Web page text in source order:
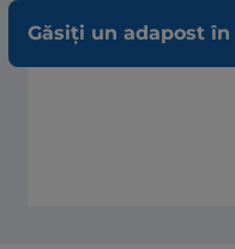
Găsiți un adapost